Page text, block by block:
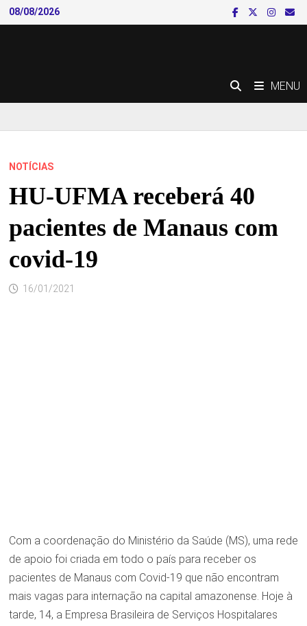
Skip
to
08/08/2026
MENU
NOTÍCIAS
HU-UFMA receberá 40
pacientes de Manaus com
covid-19
16/01/2021
Com a coordenação do Ministério da Saúde (MS), uma rede
de apoio foi criada em todo o país para receber os
pacientes de Manaus com Covid-19 que não encontram
mais vagas para internação na capital amazonense. Hoje à
tarde, 14, a Empresa Brasileira de Serviços Hospitalares